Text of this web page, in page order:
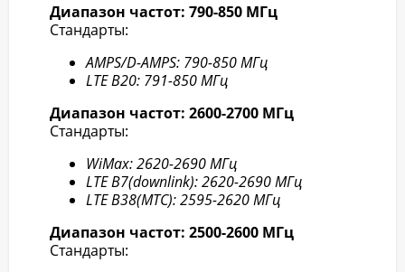
Диапазон частот: 790-850 МГц
Стандарты:
AMPS/D-AMPS: 790-850 МГц
LTE B20: 791-850 МГц
Диапазон частот: 2600-2700 МГц
Стандарты:
WiMax: 2620-2690 МГц
LTE B7(downlink): 2620-2690 МГц
LTE B38(МТС): 2595-2620 МГц
Диапазон частот: 2500-2600 МГц
Стандарты: